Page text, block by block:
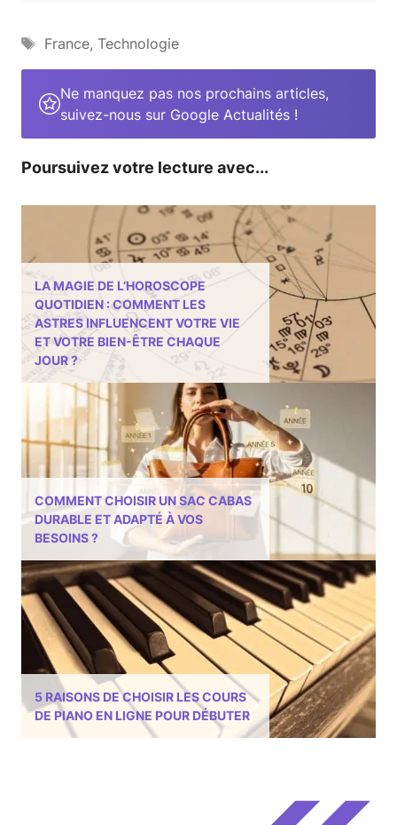
Étiquettes
France, Technologie
Ne manquez pas nos prochains articles,
suivez-nous sur Google Actualités !
LA MAGIE DE L’HOROSCOPE
QUOTIDIEN : COMMENT LES
ASTRES INFLUENCENT VOTRE VIE
ET VOTRE BIEN-ÊTRE CHAQUE
JOUR ?
COMMENT CHOISIR UN SAC CABAS
DURABLE ET ADAPTÉ À VOS
BESOINS ?
5 RAISONS DE CHOISIR LES COURS
DE PIANO EN LIGNE POUR DÉBUTER
Poursuivez votre lecture avec...